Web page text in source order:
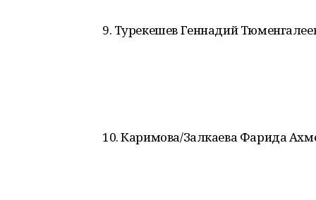
9. Турекешев Геннадий
10. Каримова/Залкаева Фарида